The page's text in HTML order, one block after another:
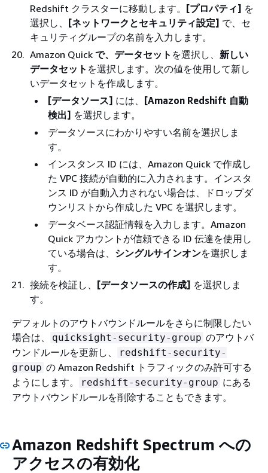
Redshift クラスターに移動します。 [プロパティ] を
選択し、 [ネットワークとセキュリティ設定] で、セ
キュリティグループの名前を入力します。
Amazon Quick で、データセット を選択し、 新しい
データセット を選択します。次の値を使用して新し
いデータセットを作成します。
[データソース] には、 [Amazon Redshift 自動
検出] を選択します。
データソースにわかりやすい名前を選択しま
す。
インスタンス ID には、Amazon Quick で作成し
た VPC 接続が自動的に入力されます。インスタ
ンス ID が自動入力されない場合は、ドロップダ
ウンリストから作成した VPC を選択します。
データベース認証情報を入力します。Amazon
Quick アカウントが信頼できる ID 伝達を使用し
ている場合は、 シングルサインオンを選択しま
す。
接続を検証し、 [データソースの作成] を選択しま
す。
デフォルトのアウトバウンドルールをさらに制限したい
場合は、
quicksight-security-group のアウトバ
ウンドルールを更新し、
redshift-security-
group の Amazon Redshift トラフィックのみ許可する
ようにします。
redshift-security-group にある
アウトバウンドルールを削除することもできます。
Amazon Redshift Spectrum への
アクセスの有効化